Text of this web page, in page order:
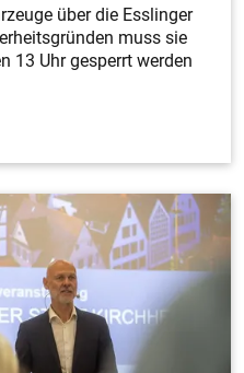
TSV Jesingen
SF
über die Esslinger
muss sie
13 Uhr gesperrt werden